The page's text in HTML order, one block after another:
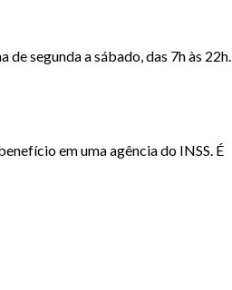
segunda a sábado, das 7h às 22h.
em uma agência do INSS. É